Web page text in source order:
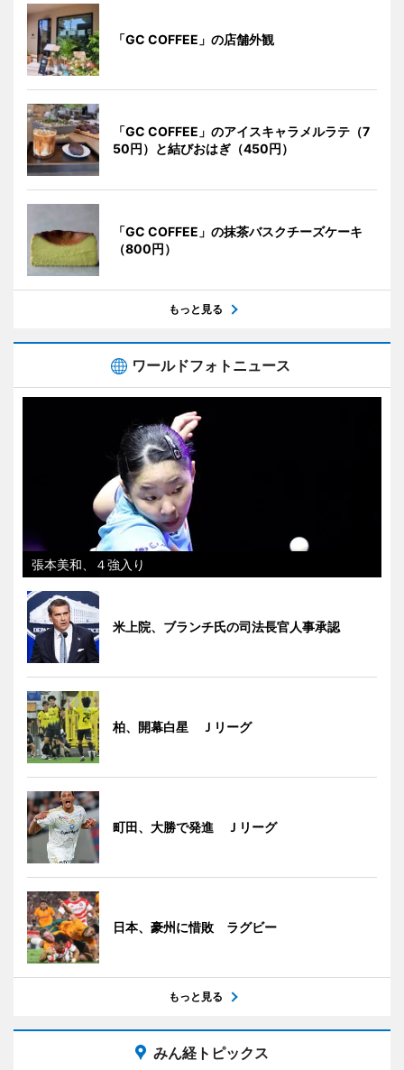
「GC COFFEE」の店舗外観
「GC COFFEE」のアイスキャラメルラテ（7
50円）と結びおはぎ（450円）
「GC COFFEE」の抹茶バスクチーズケーキ
（800円）
もっと見る
ワールドフォトニュース
張本美和、４強入り
米上院、ブランチ氏の司法長官人事承認
柏、開幕白星 Ｊリーグ
町田、大勝で発進 Ｊリーグ
日本、豪州に惜敗 ラグビー
もっと見る
みん経トピックス